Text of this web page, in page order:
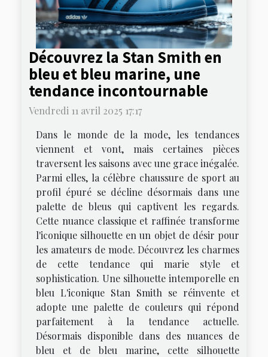
Découvrez la Stan Smith en
bleu et bleu marine, une
tendance incontournable
Vendredi 11 avril 2025 17:17
Dans le monde de la mode, les tendances
viennent et vont, mais certaines pièces
traversent les saisons avec une grace inégalée.
Parmi elles, la célèbre chaussure de sport au
profil épuré se décline désormais dans une
palette de bleus qui captivent les regards.
Cette nuance classique et raffinée transforme
l'iconique silhouette en un objet de désir pour
les amateurs de mode. Découvrez les charmes
de cette tendance qui marie style et
sophistication. Une silhouette intemporelle en
bleu L'iconique Stan Smith se réinvente et
adopte une palette de couleurs qui répond
parfaitement à la tendance actuelle.
Désormais disponible dans des nuances de
bleu et de bleu marine, cette silhouette